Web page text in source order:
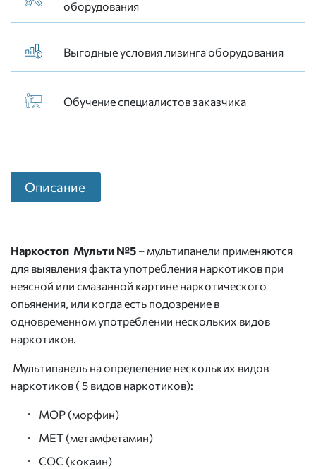
оборудования
Выгодные условия лизинга оборудования
Обучение специалистов заказчика
Описание
Наркостоп Мульти №5 – мультипанели применяются
для выявления факта употребления наркотиков при
неясной или смазанной картине наркотического
опьянения, или когда есть подозрение в
одновременном употреблении нескольких видов
наркотиков.
Мультипанель на определение нескольких видов
наркотиков ( 5 видов наркотиков):
MOP (морфин)
МЕТ (метамфетамин)
СОС (кокаин)